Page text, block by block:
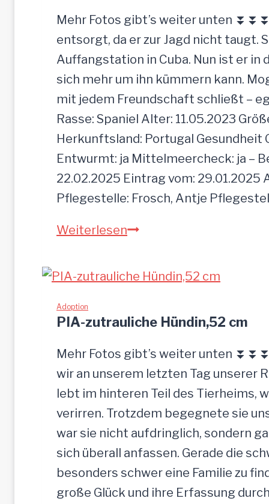
Mehr Fotos gibt’s weiter unten
entsorgt, da er zur Jagd nicht taugt.
Auffangstation in Cuba. Nun ist er in
sich mehr um ihn kümmern kann.
mit jedem Freundschaft schließt –
Rasse: Spaniel Alter: 11.05.2023
Herkunftsland: Portugal Gesundheit
Entwurmt: ja Mittelmeercheck: ja –
22.02.2025 Eintrag vom: 29.01.2025
Pflegestelle: Frosch, Antje
WeiterlesenMOGLI
Adoption
PIA-zutrauliche Hündin,52 cm
Mehr Fotos gibt’s weiter unten
wir an unserem letzten Tag unserer
lebt im hinteren Teil des Tierheims,
verirren. Trotzdem begegnete sie
war sie nicht aufdringlich, sondern
sich überall anfassen. Gerade die
besonders schwer eine Familie zu
große Glück und ihre Erfassung